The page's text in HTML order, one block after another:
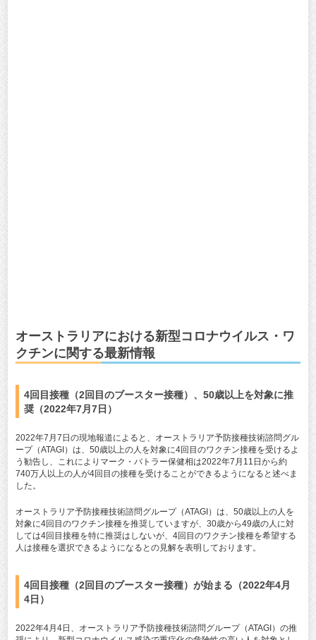
オーストラリアにおける新型コロナウイルス・ワ
クチンに関する最新情報
4回目接種（2回目のブースター接種）、50歳以上を対象に推
奨（2022年7月7日）
2022年7月7日の現地報道によると、オーストラリア予防接種技術諮問グル
ープ（ATAGI）は、50歳以上の人を対象に4回目のワクチン接種を受けるよ
う勧告し、これによりマーク・バトラー保健相は2022年7月11日から約
740万人以上の人が4回目の接種を受けることができるようになると述べま
した。
オーストラリア予防接種技術諮問グループ（ATAGI）は、50歳以上の人を
対象に4回目のワクチン接種を推奨していますが、30歳から49歳の人に対
しては4回目接種を特に推奨はしないが、4回目のワクチン接種を希望する
人は接種を選択できるようになるとの見解を表明しております。
4回目接種（2回目のブースター接種）が始まる（2022年4月
4日）
2022年4月4日、オーストラリア予防接種技術諮問グループ（ATAGI）の推